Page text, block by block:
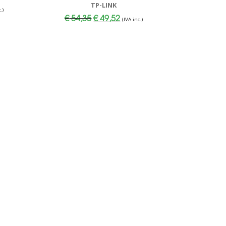
TP-LINK
€54,35Il
prezzo
€49,52Il
prezzo
(IVA inc.)